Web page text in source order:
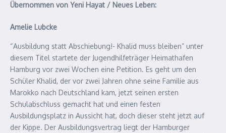
Übernommen von Yeni Hayat / Neues Leben:
Amelie Lubcke
“Ausbildung statt Abschiebung!- Khalid muss bleiben” unter
diesem Titel startete der Jugendhilfeträger Heimathafen
Hamburg vor zwei Wochen eine Petition. Es geht um den
Schüler Khalid, der vor zwei Jahren ohne seine Familie aus
Marokko nach Deutschland kam, jetzt seinen ersten
Schulabschluss gemacht hat und einen festen
Ausbildungsplatz in Aussicht hat, doch dieser steht jetzt auf
der Kippe. Der Ausbildungsvertrag liegt der Hamburger